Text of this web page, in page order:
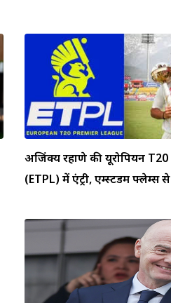
अजिंक्य रहाणे की यूरोपियन T20
(ETPL) में एंट्री, एम्स्टर्डम फ्लेम्स